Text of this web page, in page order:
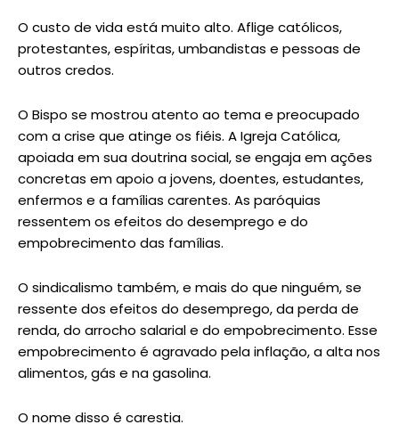
O custo de vida está muito alto. Aflige católicos,
protestantes, espíritas, umbandistas e pessoas de
outros credos.
O Bispo se mostrou atento ao tema e preocupado
com a crise que atinge os fiéis. A Igreja Católica,
apoiada em sua doutrina social, se engaja em ações
concretas em apoio a jovens, doentes, estudantes,
enfermos e a famílias carentes. As paróquias
ressentem os efeitos do desemprego e do
empobrecimento das famílias.
O sindicalismo também, e mais do que ninguém, se
ressente dos efeitos do desemprego, da perda de
renda, do arrocho salarial e do empobrecimento. Esse
empobrecimento é agravado pela inflação, a alta nos
alimentos, gás e na gasolina.
O nome disso é carestia.